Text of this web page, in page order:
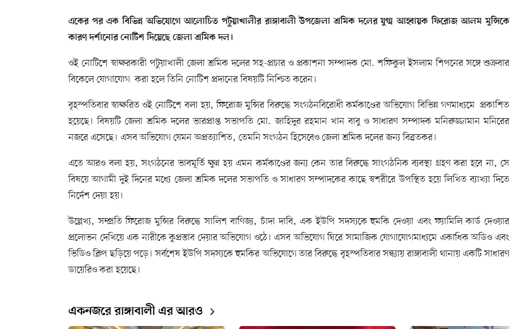
একের পর এক বিভিন্ন অভিযোগে আলোচিত পটুয়াখালীর রাঙ্গাবালী উপজেলা শ্রমিক দলের যুগ্ম আহ্বায়ক ফিরোজ আলম মুন্সিকে
কারণ দর্শানোর নোটিশ দিয়েছে জেলা শ্রমিক দল।
ওই নোটিশে স্বাক্ষরকারী পটুয়াখালী জেলা শ্রমিক দলের সহ-প্রচার ও প্রকাশনা সম্পাদক মো. শফিকুল ইসলাম শিপনের সঙ্গে শুক্রবার
বিকেলে যোগাযোগ করা হলে তিনি নোটিশ প্রদানের বিষয়টি নিশ্চিত করেন।
বৃহস্পতিবার স্বাক্ষরিত ওই নোটিশে বলা হয়, ফিরোজ মুন্সির বিরুদ্ধে সংগঠনবিরোধী কর্মকাণ্ডের অভিযোগ বিভিন্ন গণমাধ্যমে প্রকাশিত
হয়েছে। বিষয়টি জেলা শ্রমিক দলের ভারপ্রাপ্ত সভাপতি মো. জাহিদুর রহমান খান বাবু ও সাধারণ সম্পাদক মনিরুজ্জামান মনিরের
নজরে এসেছে। এসব অভিযোগ যেমন অপ্রত্যাশিত, তেমনি সংগঠন হিসেবেও জেলা শ্রমিক দলের জন্য বিব্রতকর।
এতে আরও বলা হয়, সংগঠনের ভাবমূর্তি ক্ষুণ্ন হয় এমন কর্মকাণ্ডের জন্য কেন তার বিরুদ্ধে সাংগঠনিক ব্যবস্থা গ্রহণ করা হবে না, সে
বিষয়ে আগামী দুই দিনের মধ্যে জেলা শ্রমিক দলের সভাপতি ও সাধারণ সম্পাদকের কাছে স্বশরীরে উপস্থিত হয়ে লিখিত ব্যাখ্যা দিতে
নির্দেশ দেয়া হয়।
উল্লেখ্য, সম্প্রতি ফিরোজ মুন্সির বিরুদ্ধে সালিশ বাণিজ্য, চাঁদা দাবি, এক ইউপি সদস্যকে হুমকি দেওয়া এবং ফ্যামিলি কার্ড দেওয়ার
প্রলোভন দেখিয়ে এক নারীকে কুপ্রস্তাব দেয়ার অভিযোগ ওঠে। এসব অভিযোগ ঘিরে সামাজিক যোগাযোগমাধ্যমে একাধিক অডিও এবং
ভিডিও ক্লিপ ছড়িয়ে পড়ে। সর্বশেষ ইউপি সদস্যকে হুমকির অভিযোগে তার বিরুদ্ধে বৃহস্পতিবার সন্ধ্যায় রাঙ্গাবালী থানায় একটি সাধারণ
ডায়েরিও করা হয়েছে।
একনজরে রাঙ্গাবালী এর আরও